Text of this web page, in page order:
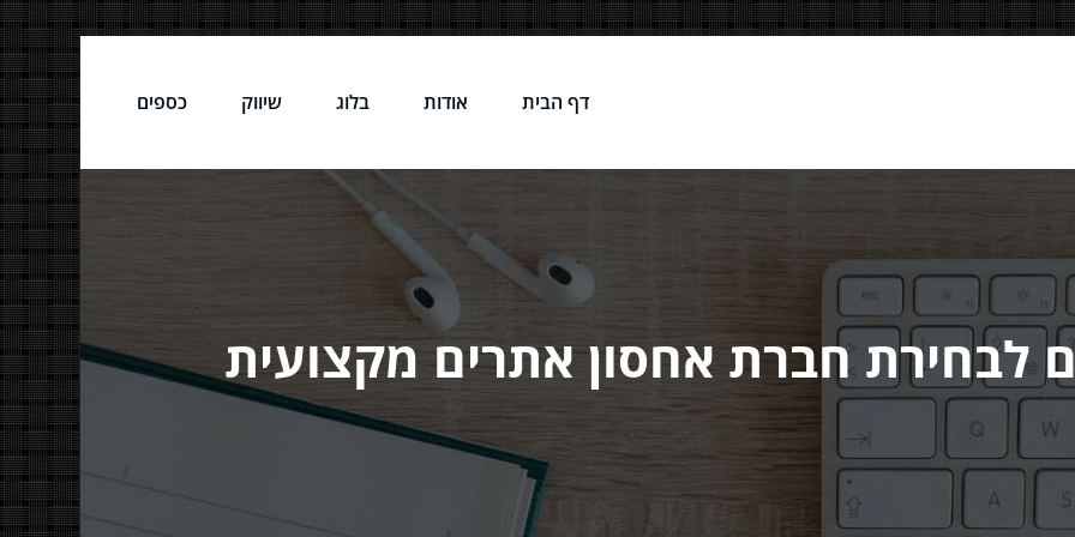
דף הבית אודות בלוג שיווק כספים
לבחירת חברת אחסון אתרים מקצועית